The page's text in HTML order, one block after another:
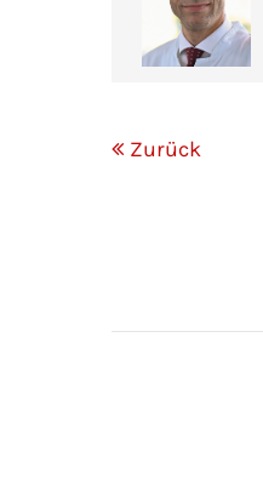
Zurück